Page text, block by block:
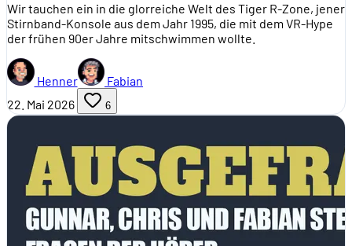
Wir tauchen ein in die glorreiche Welt des Tiger R-Zone, jener
Stirnband-Konsole aus dem Jahr 1995, die mit dem VR-Hype
der frühen 90er Jahre mitschwimmen wollte.
Henner
Fabian
22. Mai 2026
6